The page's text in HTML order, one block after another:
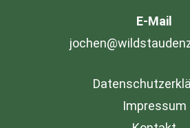
E-Mail
Impressum